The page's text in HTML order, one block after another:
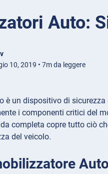
Auto:
10, 2019 • 7m da leggere
è un dispositivo di
i componenti critici del
completa copre tutto ciò
del veicolo.